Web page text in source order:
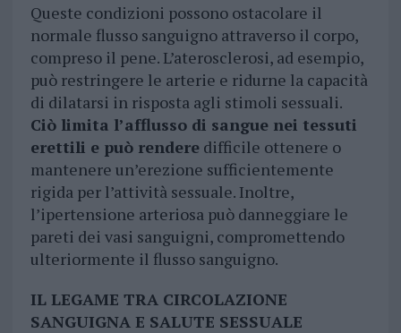
Queste condizioni possono ostacolare il
normale flusso sanguigno attraverso il corpo,
compreso il pene. L’aterosclerosi, ad esempio,
può restringere le arterie e ridurne la capacità
di dilatarsi in risposta agli stimoli sessuali.
Ciò limita l’afflusso di sangue nei tessuti
erettili e può renderedifficile ottenere o
mantenere un’erezione sufficientemente
rigida per l’attività sessuale. Inoltre,
l’ipertensione arteriosa può danneggiare le
pareti dei vasi sanguigni, compromettendo
ulteriormente il flusso sanguigno.
IL LEGAME TRA CIRCOLAZIONE
SANGUIGNA E SALUTE SESSUALE